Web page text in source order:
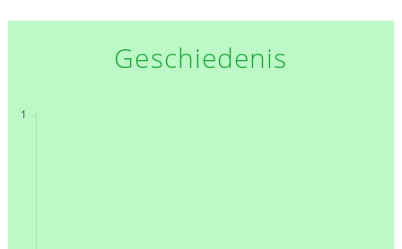
Geschiedenis